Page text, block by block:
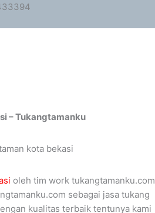
– Tukangtamanku
oleh tim work tukangtamanku.com
sebagai jasa tukang
kualitas terbaik tentunya kami